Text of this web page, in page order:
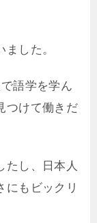
した。
語学を学ん
つけて働きだ
たし、日本人
にもビックリ